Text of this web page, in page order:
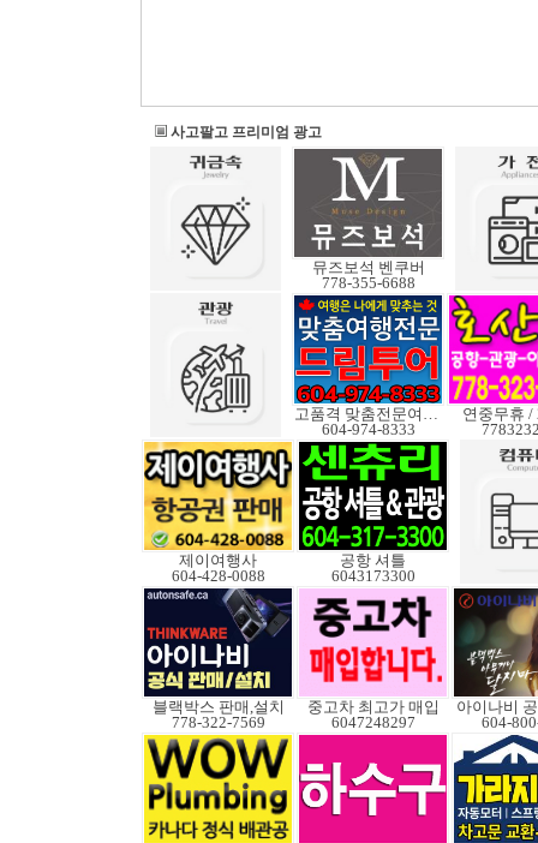
사고팔고 프리미엄 광고
뮤즈보석 벤쿠버
778-355-6688
고품격 맞춤전문여행사
604-974-8333
연중무휴 /
제이여행사
604-428-0088
공항 셔틀
6043173300
블랙박스 판매,설치
778-322-7569
중고차 최고가 매입
6047248297
아이나비
604-